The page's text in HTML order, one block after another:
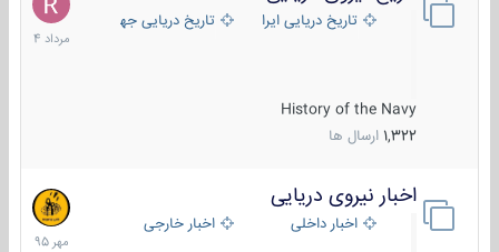
تاریخ دریایی ایران تاریخ دریایی جهان
History of the Navy
1,322 ارسال ها
مرداد
1404
اخبار نیروی دریایی
اخبار داخلی اخبار خارجی
27
مهر
1395